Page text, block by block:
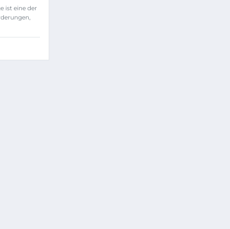
ist eine der